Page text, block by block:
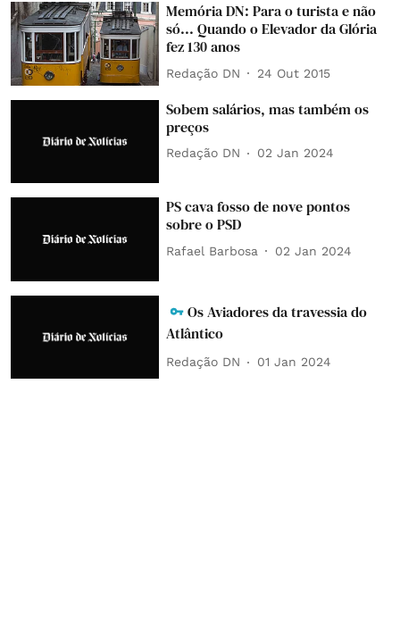
Memória DN: Para o turista e não
só... Quando o Elevador da Glória
fez 130 anos
Redação DN 24 Out 2015
Sobem salários, mas também os
preços
Redação DN 02 Jan 2024
PS cava fosso de nove pontos
sobre o PSD
Rafael Barbosa 02 Jan 2024
Os Aviadores da travessia do
Atlântico
Redação DN 01 Jan 2024